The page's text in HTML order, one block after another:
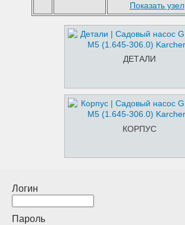
Показать узел
ДЕТАЛИ
КОРПУС
Логин
Пароль